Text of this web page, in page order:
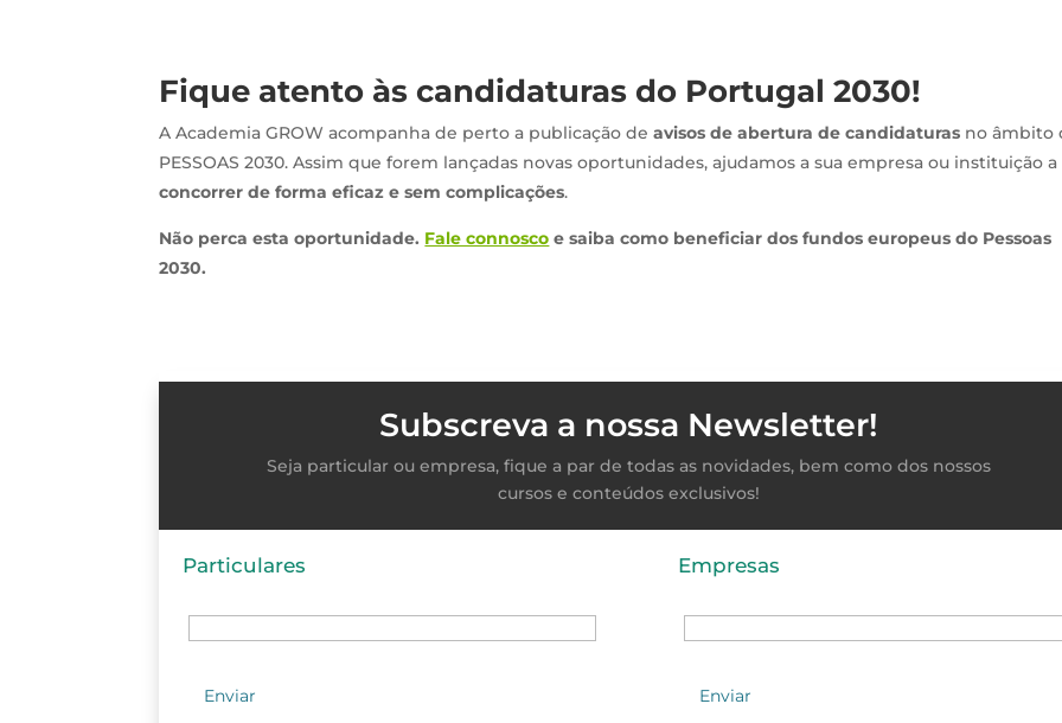
Fique atento às candidaturas do Portugal 2030!
A Academia GROW acompanha de perto a publicação deavisos de abertura de candidaturas no âmbito
PESSOAS 2030. Assim que forem lançadas novas oportunidades, ajudamos a sua empresa ou instituição a
concorrer de forma eficaz e sem complicações.
Não perca esta oportunidade. Fale connosco e saiba como beneficiar dos fundos europeus do Pessoas
2030.
Subscreva a nossa Newsletter!
Seja particular ou empresa, fique a par de todas as novidades, bem como dos nossos
cursos e conteúdos exclusivos!
Particulares Empresas